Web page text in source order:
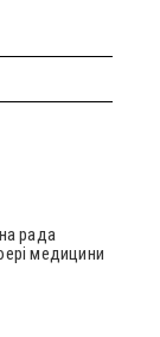
рада
медицини